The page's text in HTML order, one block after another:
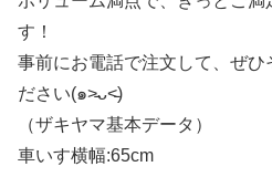
す！
事前にお電話で注文して、ぜひ
ださい(๑˃̵ᴗ˂̵)
（ザキヤマ基本データ）
車いす横幅:65cm